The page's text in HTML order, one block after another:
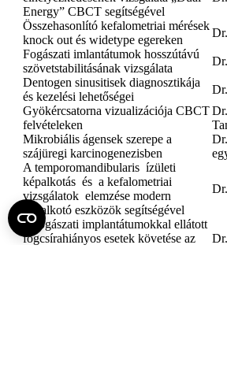
Energy” CBCT segítségével
Összehasonlító kefalometriai mérések
knock out és widetype egereken
Fogászati imlantátumok hosszútávú
szövetstabilitásának vizsgálata
Dentogen sinusitisek diagnosztikája
és kezelési lehetőségei
Gyökércsatorna vizualizációja CBCT
felvételeken
Mikrobiális ágensek szerepe a
szájüregi karcinogenezisben
A temporomandibularis ízületi
képalkotás és a kefalometriai
vizsgálatok elemzése modern
képalkotó eszközök segítségével
A fogászati implantátumokkal ellátott
fogcsírahiányos esetek követése az